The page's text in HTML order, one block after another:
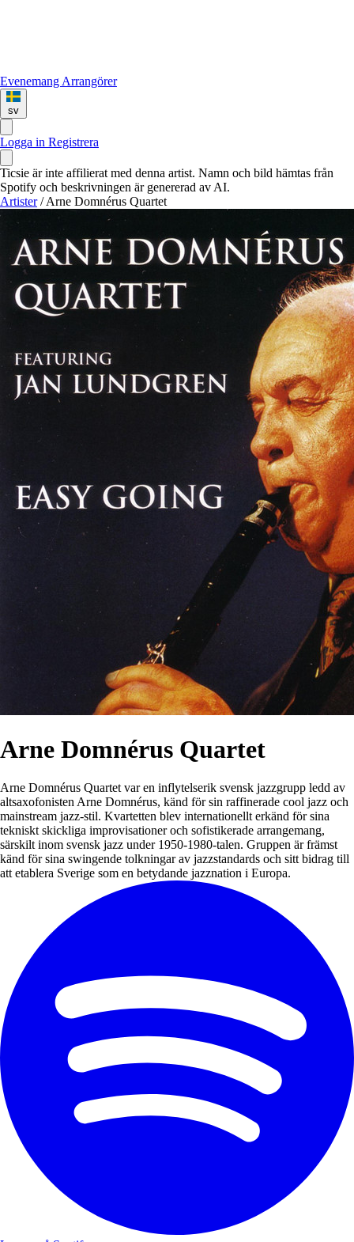
Evenemang Arrangörer
sv
Logga in Registrera
Ticsie är inte affilierat med denna artist. Namn och bild hämtas från
Spotify och beskrivningen är genererad av AI.
Artister / Arne Domnérus Quartet
Arne Domnérus Quartet
Arne Domnérus Quartet var en inflytelserik svensk jazzgrupp ledd av
altsaxofonisten Arne Domnérus, känd för sin raffinerade cool jazz och
mainstream jazz-stil. Kvartetten blev internationellt erkänd för sina
tekniskt skickliga improvisationer och sofistikerade arrangemang,
särskilt inom svensk jazz under 1950-1980-talen. Gruppen är främst
känd för sina swingende tolkningar av jazzstandards och sitt bidrag till
att etablera Sverige som en betydande jazznation i Europa.